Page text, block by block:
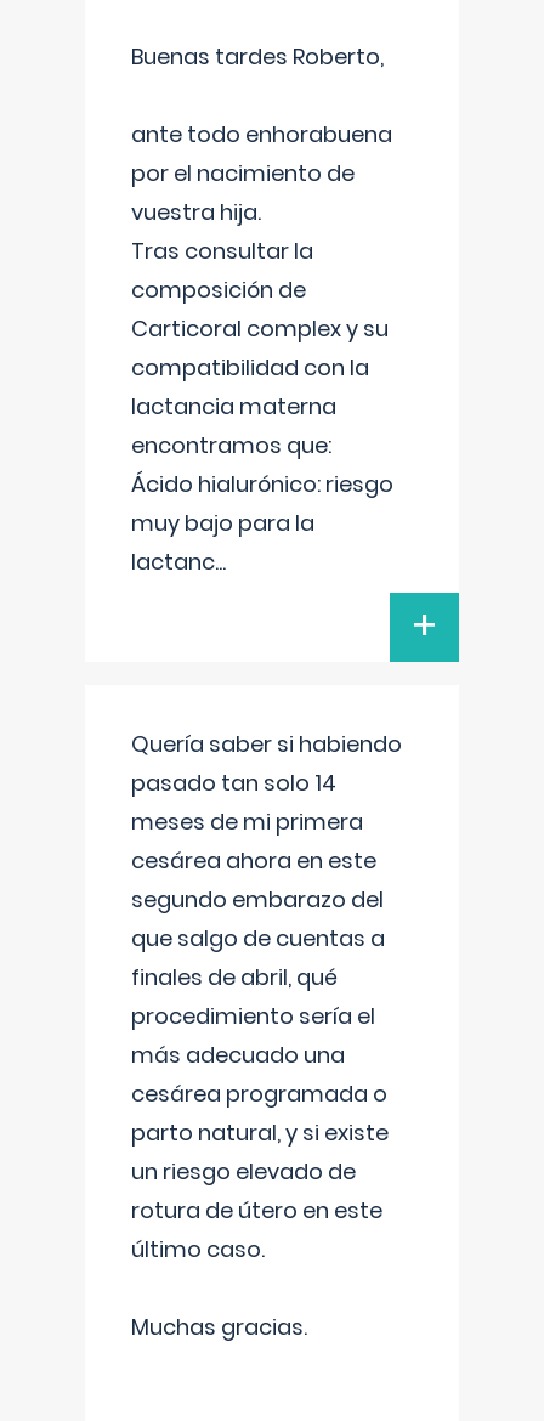
Buenas tardes Roberto,
ante todo enhorabuena
por el nacimiento de
vuestra hija.
Tras consultar la
composición de
Carticoral complex y su
compatibilidad con la
lactancia materna
encontramos que:
Ácido hialurónico: riesgo
muy bajo para la
lactanc...
+
Quería saber si habiendo
pasado tan solo 14
meses de mi primera
cesárea ahora en este
segundo embarazo del
que salgo de cuentas a
finales de abril, qué
procedimiento sería el
más adecuado una
cesárea programada o
parto natural, y si existe
un riesgo elevado de
rotura de útero en este
último caso.
Muchas gracias.